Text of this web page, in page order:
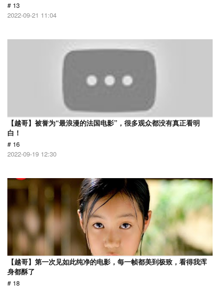
# 13
2022-09-21 11:04
【越哥】被誉为“最浪漫的法国电影”，很多观众都没有真正看明
白！
# 16
2022-09-19 12:30
【越哥】第一次见如此纯净的电影，每一帧都美到极致，看得我浑
身都酥了
# 18